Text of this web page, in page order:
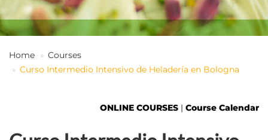
LOGIN
Home
Courses
Curso Intermedio Intensivo de Heladería en Bologna
ONLINE COURSES | Course Calendar